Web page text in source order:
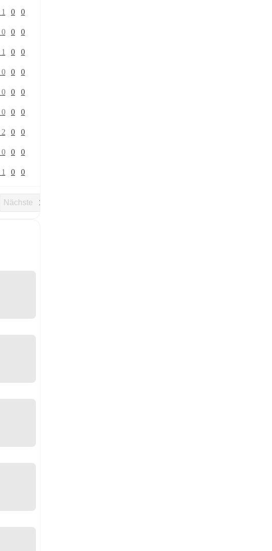
1 0 0
0 0 0
1 0 0
0 0 0
0 0 0
0 0 0
2 0 0
0 0 0
1 0 0
Nächste